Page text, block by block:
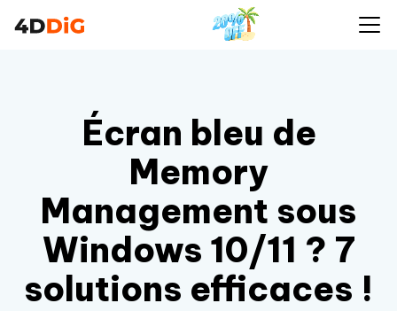
Écran bleu de
Memory
Management sous
Windows 10/11 ? 7
solutions efficaces !